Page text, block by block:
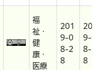
福
祉・
健
康・
医療
201
9-0
8-2
8
201
9-0
8-2
8